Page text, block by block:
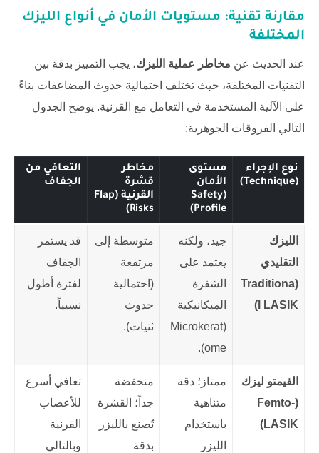
مقارنة تقنية: مستويات الأمان في أنواع الليزك
المختلفة
عند الحديث عن مخاطر عملية الليزك، يجب التمييز بدقة بين
التقنيات المختلفة، حيث تختلف احتمالية حدوث المضاعفات بناءً
على الآلية المستخدمة في التعامل مع القرنية. يوضح الجدول
التالي الفروقات الجوهرية:
نوع الإجراء
(Technique)
مستوى
الأمان
(Safety
Profile)
مخاطر
قشرة
القرنية (Flap
Risks)
التعافي من
الجفاف
الليزك
التقليدي
(Traditiona
l LASIK)
جيد، ولكنه
يعتمد على
الشفرة
الميكانيكية
(Microkerat
ome).
متوسطة إلى
مرتفعة
(احتمالية
حدوث
ثنيات).
قد يستمر
الجفاف
لفترة أطول
نسبياً.
الفيمتو ليزك
(Femto-
LASIK)
ممتاز؛ دقة
متناهية
باستخدام
الليزر
منخفضة
جداً؛ القشرة
تُصنع بالليزر
بدقة
تعافي أسرع
للأعصاب
القرنية
وبالتالي